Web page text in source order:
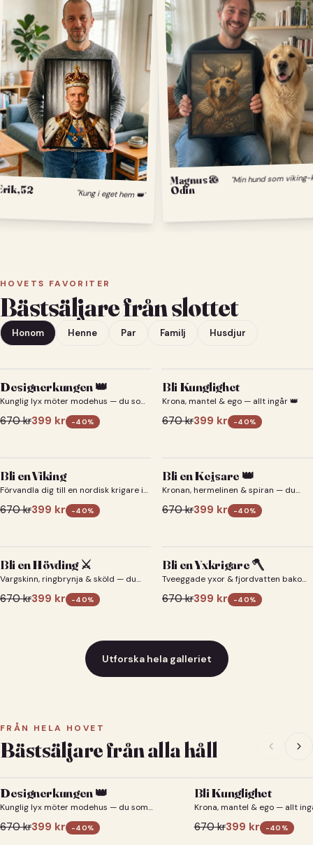
52 "Kung i eget hem 👑"
Magnus &
Odin
HOVETS FAVORITER
Bästsäljare från slottet
Honom Henne Par Familj Husdjur
Designerkungen 👑
Kunglig lyx möter modehus — du som
670kr399 kr -40%
Bli Kunglighet
Krona, mantel & ego — allt ingår 👑
670kr399 kr -40%
Bli en Viking
Förvandla dig till en nordisk krigare i
ett episkt vikingaporträtt.
670kr399 kr -40%
Bli en Kejsare 👑
Kronan, hermelinen & spiran — du
670kr399 kr -40%
Bli en Hövding ⚔️
Vargskinn, ringbrynja & sköld — du
som nordisk krigsherre ⚔️
670kr399 kr -40%
Bli en Yxkrigare 🪓
Tveeggade yxor & fjordvatten bakom
670kr399 kr -40%
Utforska hela galleriet
FRÅN HELA HOVET
Bästsäljare från alla håll
Designerkungen 👑
Kunglig lyx möter modehus — du som
670kr399 kr -40%
Bli Kunglighet
Krona, mantel & ego — allt
670kr399 kr -40 %